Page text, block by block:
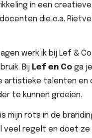
in een creatieve
die o.a.
werk ik bij Lef &
Bij Lef en Coga
artistieke talenten en
te kunnen groeien.
mijn rots in de
veel regelt en doet ze